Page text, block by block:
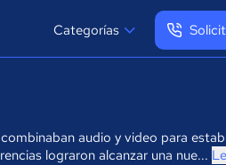
Categorías
audio y video para
lograron alcanzar una nue...